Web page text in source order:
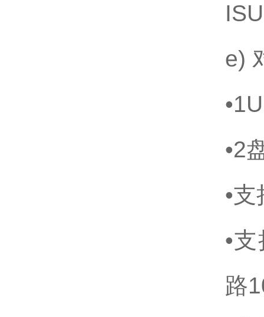
e)
•2
•
•
路